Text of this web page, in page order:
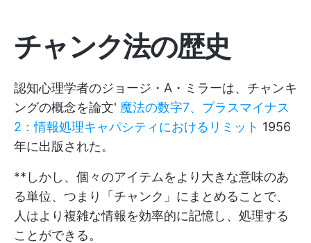
チャンク法の歴史
認知心理学者のジョージ・A・ミラーは、チャンキ
ングの概念を論文' 魔法の数字7、プラスマイナス
2：情報処理キャパシティにおけるリミット 1956
年に出版された。
**しかし、個々のアイテムをより大きな意味のあ
る単位、つまり「チャンク」にまとめることで、
人はより複雑な情報を効率的に記憶し、処理する
ことができる。